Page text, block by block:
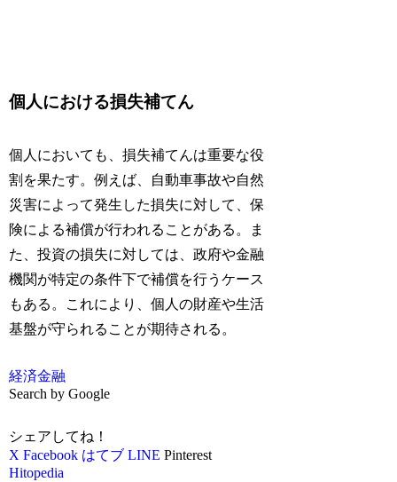
個人における損失補てん
個人においても、損失補てんは重要な役
割を果たす。例えば、自動車事故や自然
災害によって発生した損失に対して、保
険による補償が行われることがある。ま
た、投資の損失に対しては、政府や金融
機関が特定の条件下で補償を行うケース
もある。これにより、個人の財産や生活
基盤が守られることが期待される。
経済金融
Search by Google
シェアしてね！
X Facebook はてブ LINE Pinterest
Hitopedia